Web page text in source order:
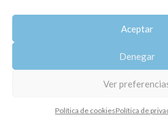
Aceptar
Denegar
Ver
Política de cookiesPolítica de